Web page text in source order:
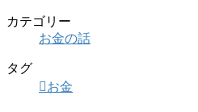
カテゴリー
お金の話
タグ
お金